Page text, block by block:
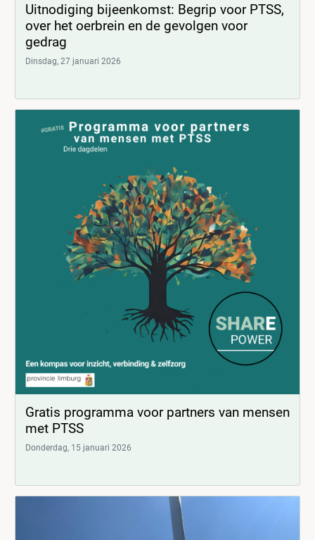
Uitnodiging bijeenkomst: Begrip voor PTSS,
over het oerbrein en de gevolgen voor
gedrag
Dinsdag, 27 januari 2026
Gratis programma voor partners van mensen
met PTSS
Donderdag, 15 januari 2026